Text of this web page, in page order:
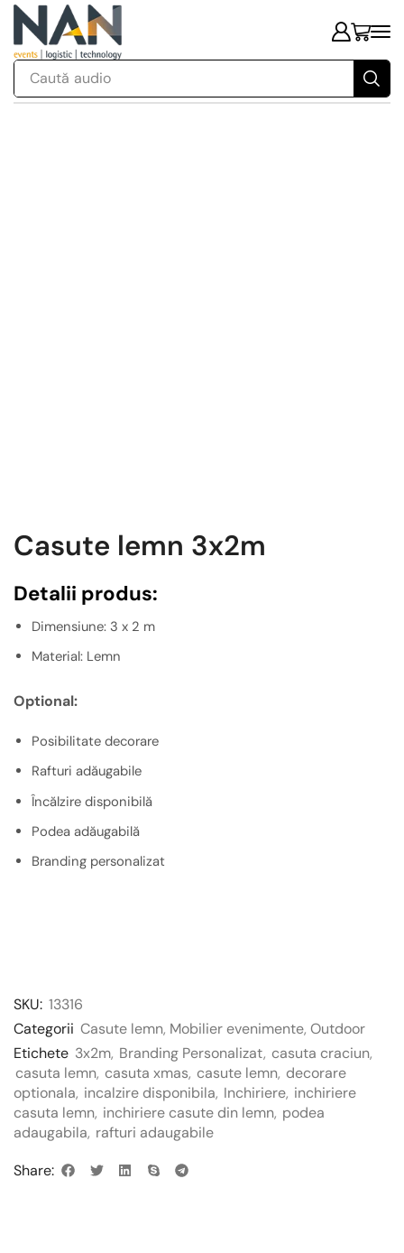
Caută audio
Casute lemn 3x2m
Detalii produs:
Dimensiune: 3 x 2 m
Material: Lemn
Optional:
Posibilitate decorare
Rafturi adăugabile
Încălzire disponibilă
Podea adăugabilă
Branding personalizat
SKU: 13316
Categorii Casute lemn, Mobilier evenimente, Outdoor
Etichete 3x2m, Branding Personalizat, casuta craciun,
casuta lemn, casuta xmas, casute lemn, decorare
optionala, incalzire disponibila, Inchiriere, inchiriere
casuta lemn, inchiriere casute din lemn, podea
adaugabila, rafturi adaugabile
Share: